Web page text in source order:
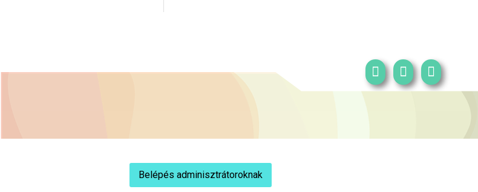
Belépés adminisztrátoroknak